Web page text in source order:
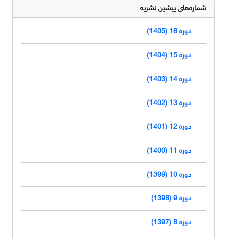
شماره‌های پیشین نشریه
دوره 16 (1405)
دوره 15 (1404)
دوره 14 (1403)
دوره 13 (1402)
دوره 12 (1401)
دوره 11 (1400)
دوره 10 (1399)
دوره 9 (1398)
دوره 8 (1397)